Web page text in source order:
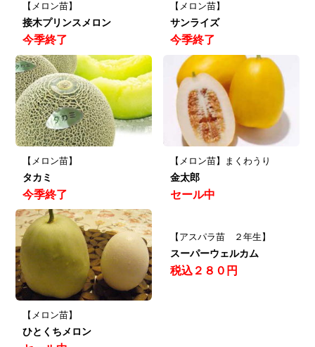
【メロン苗】
接木プリンスメロン
今季終了
【メロン苗】
サンライズ
今季終了
【メロン苗】
タカミ
今季終了
【メロン苗】まくわうり
金太郎
セール中
【メロン苗】
ひとくちメロン
【アスパラ苗 ２年生】
スーパーウェルカム
税込２８０円